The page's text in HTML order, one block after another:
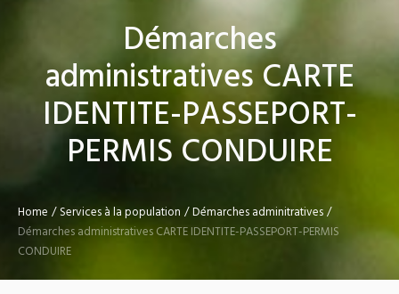
Démarches
administratives CARTE
IDENTITE-PASSEPORT-
PERMIS CONDUIRE
Home /Services à la population /Démarches adminitratives/
Démarches administratives CARTE IDENTITE-PASSEPORT-PERMIS
CONDUIRE